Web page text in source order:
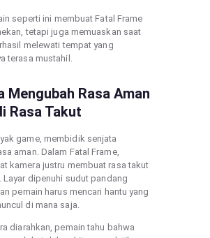
seperti ini membuat Fatal Frame
tetapi juga memuaskan saat
melewati tempat yang
terasa mustahil.
Mengubah Rasa Aman
Rasa Takut
game, membidik senjata
aman. Dalam Fatal Frame,
kamera justru membuat rasa takut
Layar dipenuhi sudut pandang
pemain harus mencari hantu yang
di mana saja.
diarahkan, pemain tahu bahwa